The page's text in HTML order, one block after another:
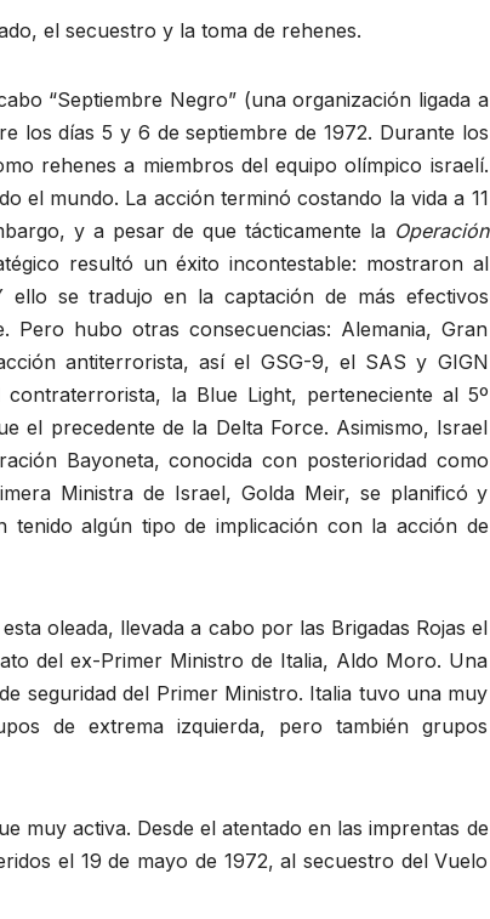
el secuestro y la toma de rehenes.
“Septiembre Negro” (una organización ligada a
los días 5 y 6 de septiembre de 1972. Durante los
rehenes a miembros del equipo olímpico israelí.
el mundo. La acción terminó costando la vida a 11
y a pesar de que tácticamente la Operación
resultó un éxito incontestable: mostraron al
ello se tradujo en la captación de más efectivos
Pero hubo otras consecuencias: Alemania, Gran
antiterrorista, así el GSG-9, el SAS y GIGN
la Blue Light, perteneciente al 5º
el precedente de la Delta Force. Asimismo, Israel
Bayoneta, conocida con posterioridad como
Ministra de Israel, Golda Meir, se planificó y
tenido algún tipo de implicación con la acción de
oleada, llevada a cabo por las Brigadas Rojas el
del ex-Primer Ministro de Italia, Aldo Moro. Una
seguridad del Primer Ministro. Italia tuvo una muy
de extrema izquierda, pero también grupos
muy activa. Desde el atentado en las imprentas de
el 19 de mayo de 1972, al secuestro del Vuelo